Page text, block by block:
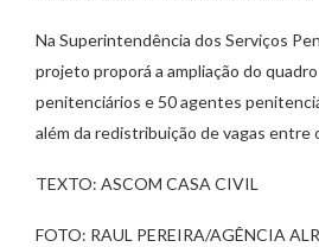
Na Superintendência dos Serviços
projeto proporá a ampliação do
penitenciários e 50 agentes
além da redistribuição de vagas entre
TEXTO: ASCOM CASA CIVIL
FOTO: RAUL PEREIRA/AGÊNCIA